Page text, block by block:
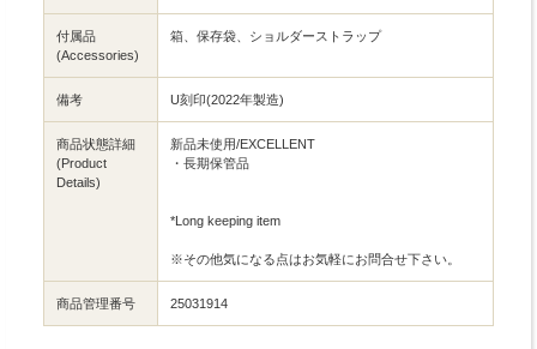
付属品
(Accessories)
箱、保存袋、ショルダーストラップ
備考 U刻印(2022年製造)
商品状態詳細
(Product
Details)
新品未使用/EXCELLENT
・長期保管品
*Long keeping item
※その他気になる点はお気軽にお問合せ下さい。
商品管理番号 25031914